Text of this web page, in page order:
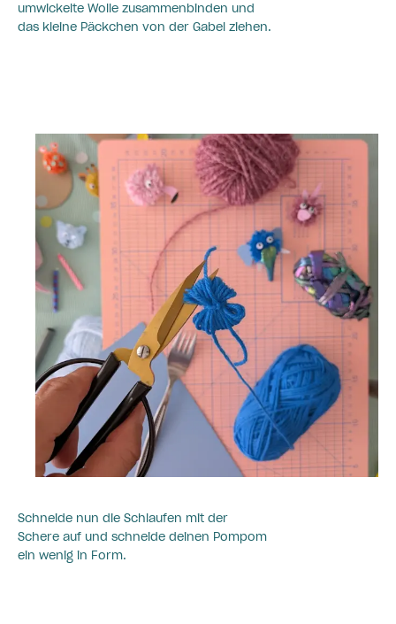
umwickelte Wolle zusammenbinden und
das kleine Päckchen von der Gabel ziehen.
Schneide nun die Schlaufen mit der
Schere auf und schneide deinen Pompom
ein wenig in Form.